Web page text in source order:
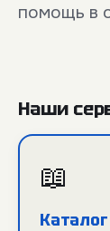
помощь в
Наши
📖